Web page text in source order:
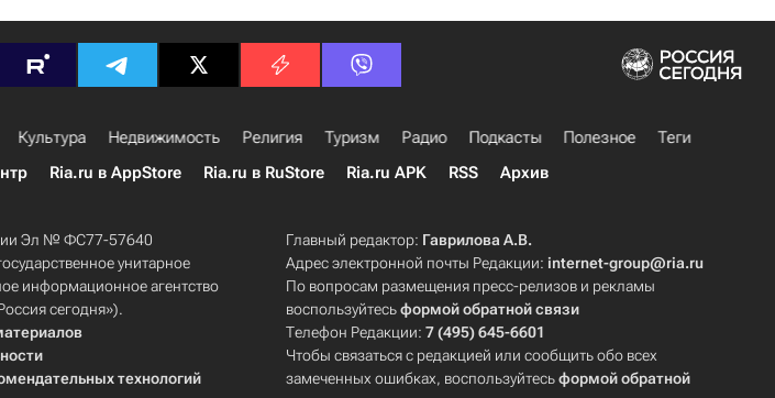
Культура Недвижимость Религия Туризм Радио Подкасты Полезное
Теги
Ria.ru в AppStore Ria.ru в RuStore Ria.ru APK RSS Архив
Эл № ФС77-57640
унитарное
информационное агентство
сегодня»).
технологий
Главный редактор: Гаврилова А.В.
Адрес электронной почты Редакции:internet-group@ria.ru
По вопросам размещения пресс-релизов и рекламы
воспользуйтесьформой обратной связи
Телефон Редакции:7 (495) 645-6601
Чтобы связаться с редакцией или сообщить обо всех
замеченных ошибках, воспользуйтесьформой обратной